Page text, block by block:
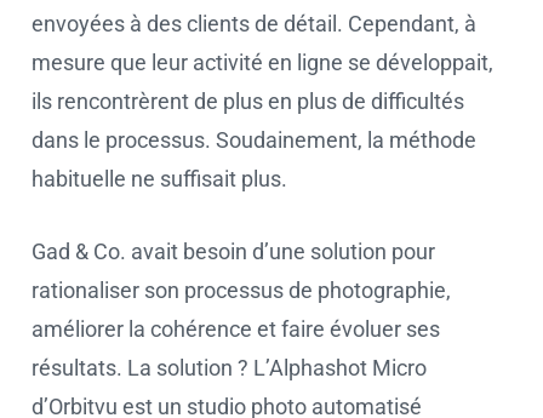
envoyées à des clients de détail. Cependant, à
mesure que leur activité en ligne se développait,
ils rencontrèrent de plus en plus de difficultés
dans le processus. Soudainement, la méthode
habituelle ne suffisait plus.
Gad & Co. avait besoin d’une solution pour
rationaliser son processus de photographie,
améliorer la cohérence et faire évoluer ses
résultats. La solution ? L’Alphashot Micro
d’Orbitvu est un studio photo automatisé